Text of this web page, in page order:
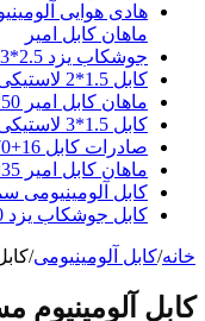
ماهان کابل امیر
جوشکاب یزد 2.5*3 لاستیکی نسوز نمایندگی لاله زار
کابل 1.5*2 لاستیکی جوشکاب یزد لیست قیمت روز
ماهان کابل امیر 50*2 آلومینیومی PVC نمایندگی اصلی
کابل 1.5*3 لاستیکی جوشکاب یزد فروش عمده
صادرات کابل 16+70+120*3 ABC هوایی بهترین قیمت ایران
ماهان کابل امیر 35*2 آلومینیومی دفتر فروش لاله زار
کابل آلومینیومی سمنان 16*4 پی وی سی
کابل جوشکاب یزد 50*1 لاستیکی نمایندگی اصلی فروش
خانه/کابل آلومینیومی/
کابل